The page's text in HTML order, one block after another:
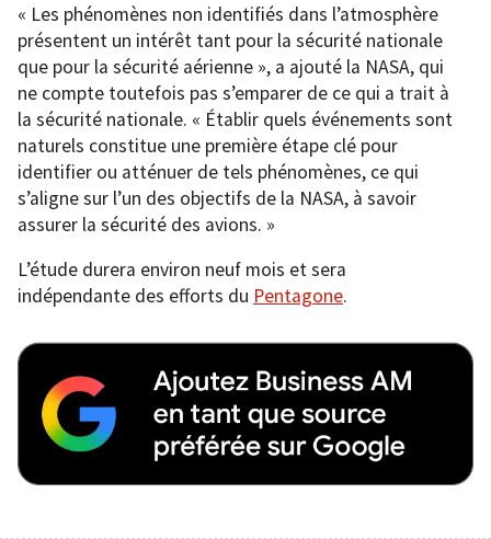
« Les phénomènes non identifiés dans l’atmosphère
présentent un intérêt tant pour la sécurité nationale
que pour la sécurité aérienne », a ajouté la NASA, qui
ne compte toutefois pas s’emparer de ce qui a trait à
la sécurité nationale. « Établir quels événements sont
naturels constitue une première étape clé pour
identifier ou atténuer de tels phénomènes, ce qui
s’aligne sur l’un des objectifs de la NASA, à savoir
assurer la sécurité des avions. »
L’étude durera environ neuf mois et sera
indépendante des efforts du Pentagone.